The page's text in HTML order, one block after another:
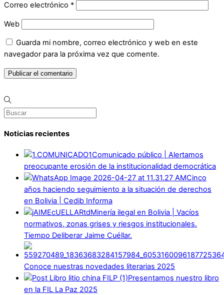
Correo electrónico *
Web
Guarda mi nombre, correo electrónico y web en este
navegador para la próxima vez que comente.
Noticias recientes
Comunicado público | Alertamos
preocupante erosión de la institucionalidad democrática
Cinco
años haciendo seguimiento a la situación de derechos
en Bolivia | Cedib Informa
Minería ilegal en Bolivia | Vacíos
normativos, zonas grises y riesgos institucionales.
Tiempo Deliberar Jaime Cuéllar.
Conoce nuestras novedades literarias 2025
Presentamos nuestro libro
en la FIL La Paz 2025